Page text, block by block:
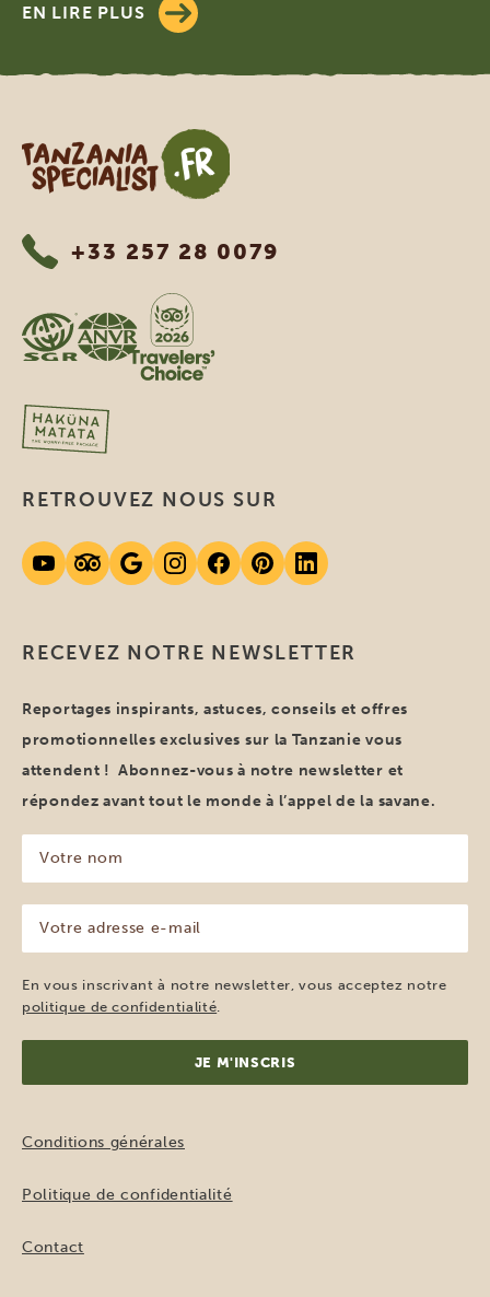
EN LIRE PLUS
Tanzania Specialist
+33 257 28 0079
RECEVEZ NOTRE NEWSLETTER
Reportages inspirants, astuces, conseils et offres
promotionnelles exclusives sur la Tanzanie vous
attendent ! Abonnez-vous à notre newsletter et
répondez avant tout le monde à l’appel de la savane.
nom
(Nécessaire)
adresse
e-
mail
(Nécessaire)
En vous inscrivant à notre newsletter, vous acceptez notre
politique de confidentialité
RETROUVEZ NOUS SUR
Conditions générales
Politique de confidentialité
Contact